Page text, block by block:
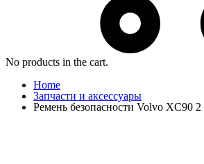
No products in the cart.
Home
Запчасти и аксессуары
Ремень безопасности Volvo XC90